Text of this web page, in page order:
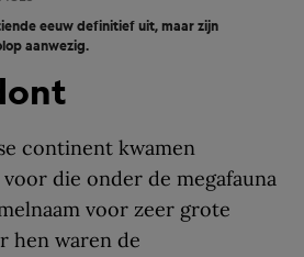
eeuw definitief uit, maar zijn
aanwezig.
continent kwamen
die onder de megafauna
voor zeer grote
hen waren de